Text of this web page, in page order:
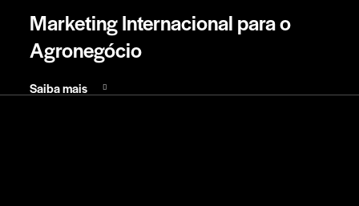
Marketing Internacional para o
Agronegócio
Saiba mais